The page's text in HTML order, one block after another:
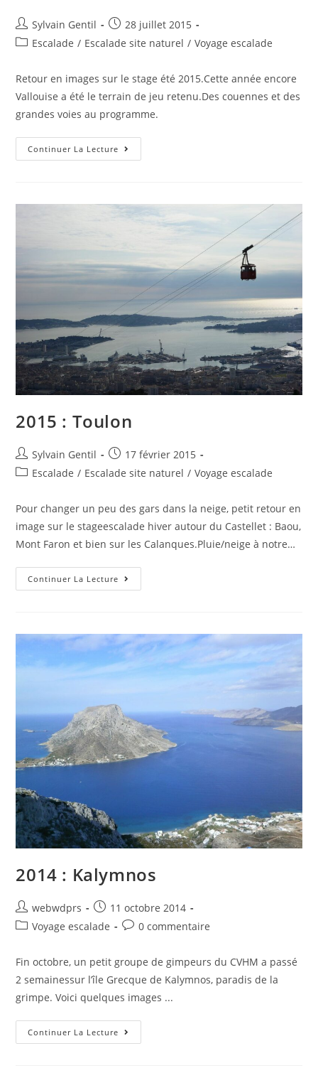
Sylvain Gentil
28 juillet 2015
Escalade / Escalade site naturel / Voyage escalade
Retour en images sur le stage été 2015.Cette année encore
Vallouise a été le terrain de jeu retenu.Des couennes et des
grandes voies au programme.
Continuer La Lecture
2015 : Toulon
Sylvain Gentil
17 février 2015
Escalade / Escalade site naturel / Voyage escalade
Pour changer un peu des gars dans la neige, petit retour en
image sur le stageescalade hiver autour du Castellet : Baou,
Mont Faron et bien sur les Calanques.Pluie/neige à notre…
Continuer La Lecture
2014 : Kalymnos
webwdprs
11 octobre 2014
Voyage escalade
0 commentaire
Fin octobre, un petit groupe de gimpeurs du CVHM a passé
2 semainessur l’île Grecque de Kalymnos, paradis de la
grimpe. Voici quelques images ...
Continuer La Lecture